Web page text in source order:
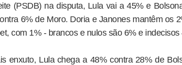
(PSDB) na disputa, Lula vai a 45% e
6% de Moro. Doria e Janones mantêm os
com 1% - brancos e nulos são 6% e indecisos
enxuto, Lula chega a 48% contra 28% de